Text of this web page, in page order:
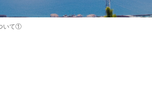
いて①